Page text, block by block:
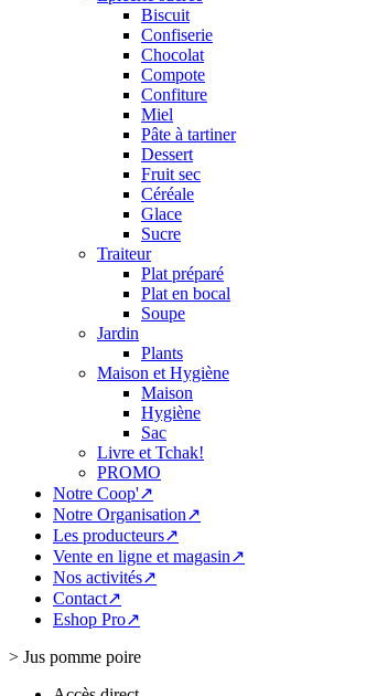
Biscuit
Confiserie
Chocolat
Compote
Confiture
Miel
Pâte à tartiner
Dessert
Fruit sec
Céréale
Glace
Sucre
Traiteur
Plat préparé
Plat en bocal
Soupe
Jardin
Plants
Maison et Hygiène
Maison
Hygiène
Sac
Livre et Tchak!
PROMO
Notre Coop'↗
Notre Organisation↗
Les producteurs↗
Vente en ligne et magasin↗
Nos activités↗
Contact↗
Eshop Pro↗
> Jus pomme poire